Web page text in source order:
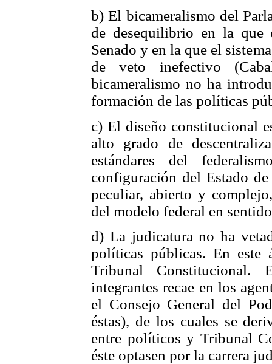
b) El bicameralismo del
de desequilibrio en la que
Senado y en la que el
de veto inefectivo
bicameralismo no ha
formación de las políticas
c) El diseño constitucional
alto grado de
estándares del
configuración del Estado
peculiar, abierto y
del modelo federal en
d) La judicatura no ha
políticas públicas. En este
Tribunal Constitucional.
integrantes recae en los
el Consejo General del
éstas), de los cuales se
entre políticos y Tribunal
éste optasen por la carrera